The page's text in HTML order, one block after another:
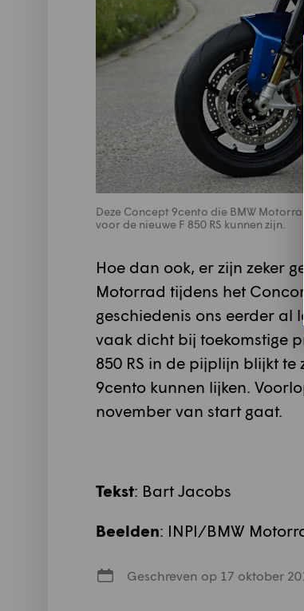
Deze Concept 9cento die BMW
voor de nieuwe F 850 RS kunnen zijn.
Hoe dan ook, er zijn zeker
Motorrad tijdens het
geschiedenis ons eerder al
vaak dicht bij toekomstige
850 RS in de pijplijn blijkt te
9cento kunnen lijken.
november van start gaat.
Tekst: Bart Jacobs
Beelden: INPI/BMW
Geschreven op 17 oktober